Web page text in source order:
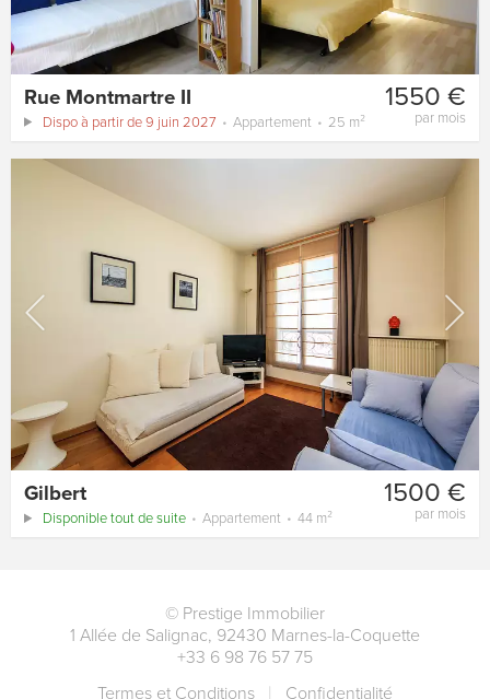
1550 €
par mois
Rue Montmartre II
Dispo à partir de 9 juin 2027 Appartement 25 m²
1500 €
par mois
Gilbert
Disponible tout de suite Appartement 44 m²
© Prestige Immobilier
1 Allée de Salignac, 92430 Marnes-la-Coquette
+33 6 98 76 57 75
Termes et Conditions
Сonfidentialité